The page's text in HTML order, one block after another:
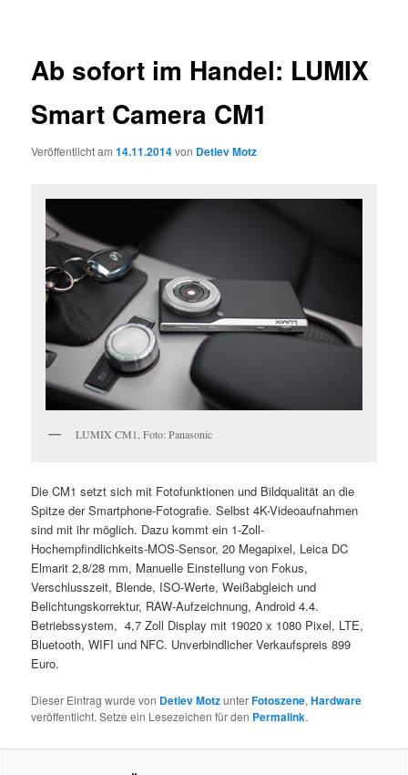
Ab sofort im Handel: LUMIX
Smart Camera CM1
Veröffentlicht am14.11.2014von Detlev Motz
LUMIX CM1, Foto: Panasonic
Die CM1 setzt sich mit Fotofunktionen und Bildqualität an die
Spitze der Smartphone-Fotografie. Selbst 4K-Videoaufnahmen
sind mit ihr möglich. Dazu kommt ein 1-Zoll-
Hochempfindlichkeits-MOS-Sensor, 20 Megapixel, Leica DC
Elmarit 2,8/28 mm, Manuelle Einstellung von Fokus,
Verschlusszeit, Blende, ISO-Werte, Weißabgleich und
Belichtungskorrektur, RAW-Aufzeichnung, Android 4.4.
Betriebssystem, 4,7 Zoll Display mit 19020 x 1080 Pixel, LTE,
Bluetooth, WIFI und NFC. Unverbindlicher Verkaufspreis 899
Euro.
Dieser Eintrag wurde von Detlev MotzunterFotoszene,Hardware
veröffentlicht. Setze ein Lesezeichen für den Permalink.